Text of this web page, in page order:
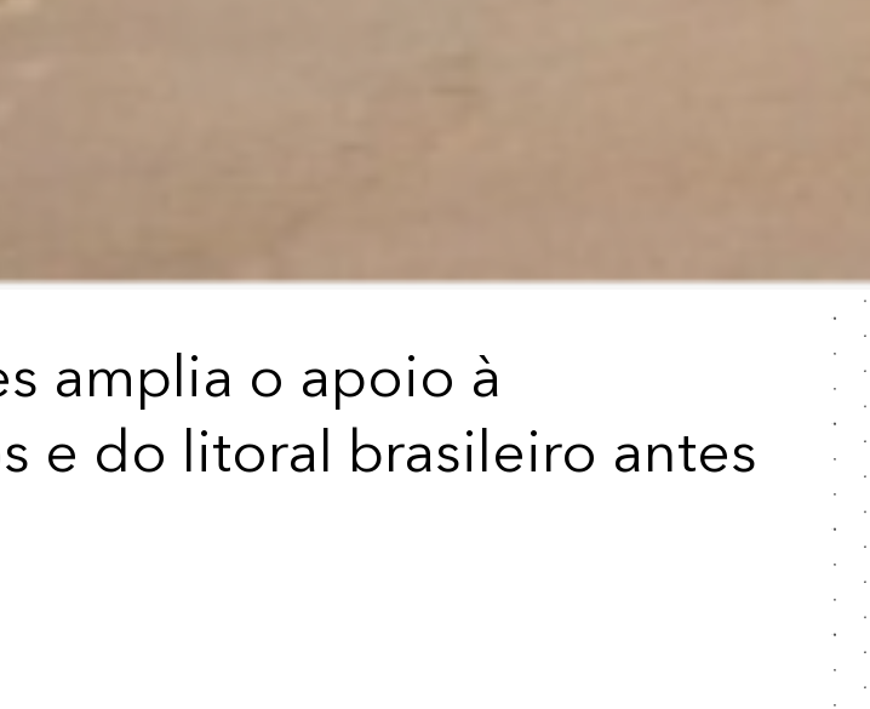
amplia o apoio à
e do litoral brasileiro antes